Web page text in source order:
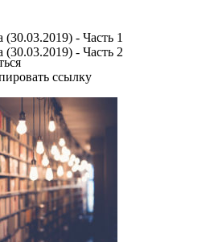
- Часть 1
- Часть 2